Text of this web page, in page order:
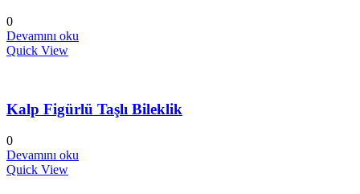
0
Devamını oku
Quick View
Kalp Figürlü Taşlı Bileklik
0
Devamını oku
Quick View